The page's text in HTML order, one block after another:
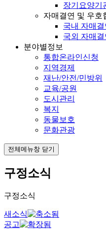
장기요양기
자매결연 및 우호
국내 자매결
국외 자매결
분야별정보
통합온라인신청
지역경제
재난/안전/민방위
교육/공원
도시관리
복지
동물보호
문화관광
전체메뉴창 닫기
구정소식
구정소식
새소식
공고